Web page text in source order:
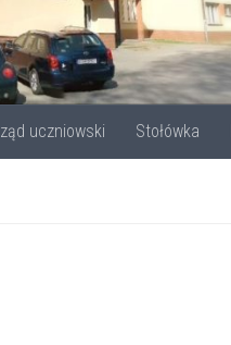
uczniowski Stołówka